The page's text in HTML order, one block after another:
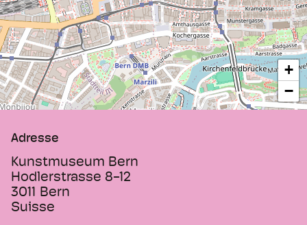
+
−
Adresse
Kunstmuseum Bern
Hodlerstrasse 8-12
3011 Bern
Suisse